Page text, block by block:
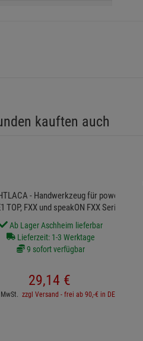
kauften auch
- Handwerkzeug für powerCON
TOP, FXX und speakON FXX Serie
Ab Lager Aschheim lieferbar
Lieferzeit: 1-3 Werktage
9 sofort verfügbar
29,14 €
zzgl Versand - frei ab 90,-€ in DE